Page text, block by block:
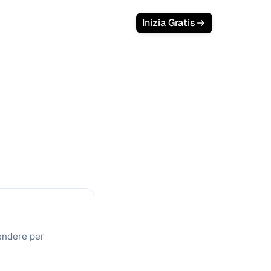
Inizia Gratis
Cliente (CLV)
per